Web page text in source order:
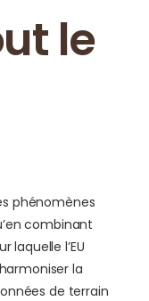
le
phénomènes
combinant
laquelle l’EU
la
de terrain